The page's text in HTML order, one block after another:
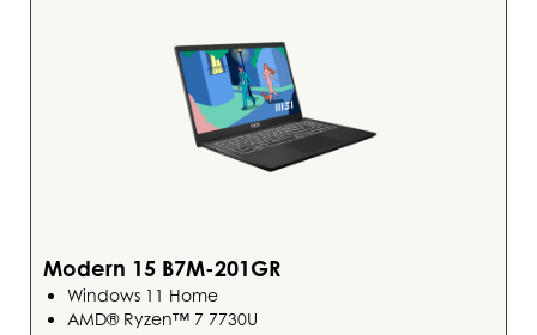
Modern 15 B7M-201GR
Windows 11 Home
AMD® Ryzen™ 7 7730U